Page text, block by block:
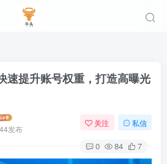
速提升账号权重，打造高曝光
发布
关注 私信
0 84 7